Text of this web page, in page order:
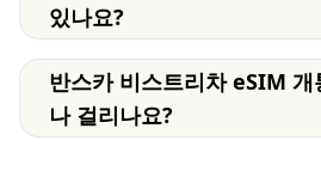
있나요?
반스카 비스트리차 eSIM
나 걸리나요?